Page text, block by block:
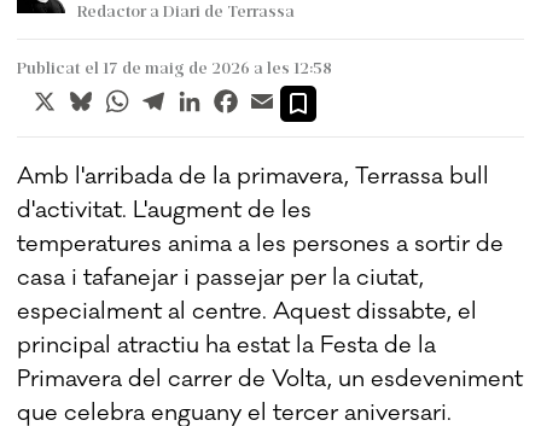
Redactor a Diari de Terrassa
Publicat el 17 de maig de 2026 a les 12:58
X BlueskyWhatsApp
TelegramLinkedInFacebook
Email
Amb l'arribada de la primavera, Terrassa bull
d'activitat. L'augment de les
temperatures anima a les persones a sortir de
casa i tafanejar i passejar per la ciutat,
especialment al centre. Aquest dissabte, el
principal atractiu ha estat la Festa de la
Primavera del carrer de Volta, un esdeveniment
que celebra enguany el tercer aniversari.